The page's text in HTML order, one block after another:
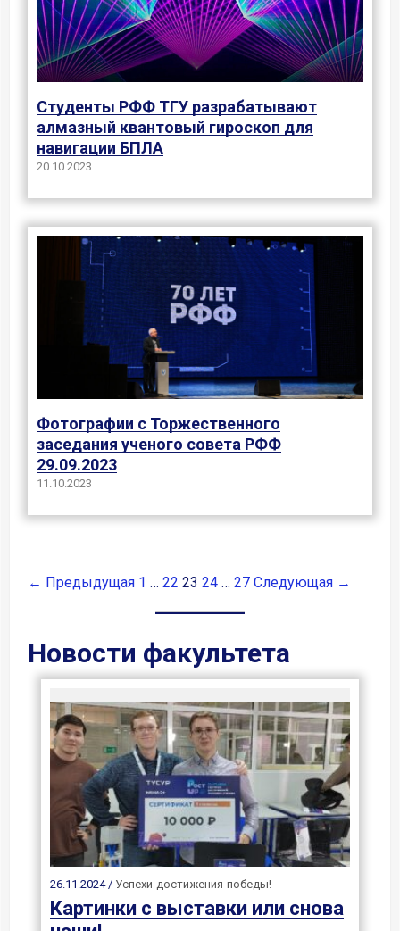
Студенты РФФ ТГУ разрабатывают
алмазный квантовый гироскоп для
навигации БПЛА
20.10.2023
Фотографии с Торжественного
заседания ученого совета РФФ
29.09.2023
11.10.2023
← Предыдущая 1 … 22 23 24 … 27 Следующая →
Новости факультета
26.11.2024 / Успехи-достижения-победы!
Картинки с выставки или снова